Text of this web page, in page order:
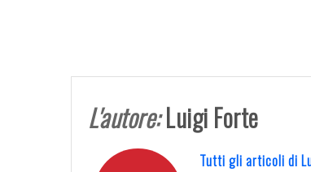
L'autore:Luigi Forte
Tutti gli articoli di